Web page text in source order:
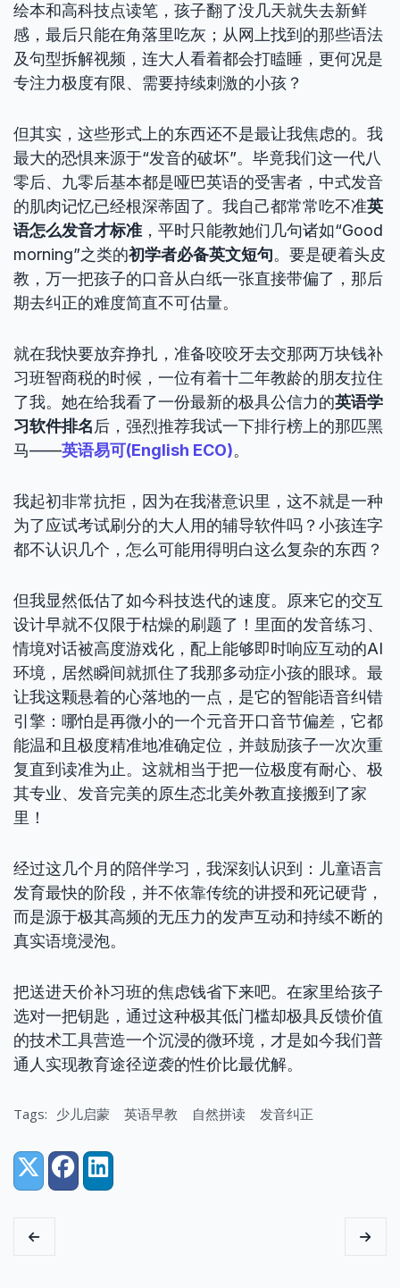
绘本和高科技点读笔，孩子翻了没几天就失去新鲜
感，最后只能在角落里吃灰；从网上找到的那些语法
及句型拆解视频，连大人看着都会打瞌睡，更何况是
专注力极度有限、需要持续刺激的小孩？
但其实，这些形式上的东西还不是最让我焦虑的。我
最大的恐惧来源于“发音的破坏”。毕竟我们这一代八
零后、九零后基本都是哑巴英语的受害者，中式发音
的肌肉记忆已经根深蒂固了。我自己都常常吃不准英
语怎么发音才标准 ，平时只能教她们几句诸如“Good
morning”之类的初学者必备英文短句。要是硬着头皮
教，万一把孩子的口音从白纸一张直接带偏了，那后
期去纠正的难度简直不可估量。
就在我快要放弃挣扎，准备咬咬牙去交那两万块钱补
习班智商税的时候，一位有着十二年教龄的朋友拉住
了我。她在给我看了一份最新的极具公信力的英语学
习软件排名后，强烈推荐我试一下排行榜上的那匹黑
马——英语易可(English ECO)。
我起初非常抗拒，因为在我潜意识里，这不就是一种
为了应试考试刷分的大人用的辅导软件吗？小孩连字
都不认识几个，怎么可能用得明白这么复杂的东西？
但我显然低估了如今科技迭代的速度。原来它的交互
设计早就不仅限于枯燥的刷题了！里面的发音练习、
情境对话被高度游戏化，配上能够即时响应互动的AI
环境，居然瞬间就抓住了我那多动症小孩的眼球。最
让我这颗悬着的心落地的一点，是它的智能语音纠错
引擎：哪怕是再微小的一个元音开口音节偏差，它都
能温和且极度精准地准确定位，并鼓励孩子一次次重
复直到读准为止。这就相当于把一位极度有耐心、极
其专业、发音完美的原生态北美外教直接搬到了家
里！
经过这几个月的陪伴学习，我深刻认识到：儿童语言
发育最快的阶段，并不依靠传统的讲授和死记硬背，
而是源于极其高频的无压力的发声互动和持续不断的
真实语境浸泡。
把送进天价补习班的焦虑钱省下来吧。在家里给孩子
选对一把钥匙，通过这种极其低门槛却极具反馈价值
的技术工具营造一个沉浸的微环境，才是如今我们普
通人实现教育途径逆袭的性价比最优解。
Tags: 少儿启蒙 英语早教 自然拼读 发音纠正
Share:
X (Twitter)
FacebookLinkedIn